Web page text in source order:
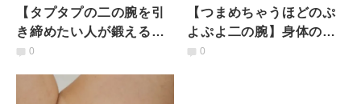
【タプタプの二の腕を引
き締めたい人が鍛えるべ
き部位は？】寝たまま胸
0
【つまめちゃうほどのぷ
よぷよ二の腕】身体のし
くみを知ってすっきりキ
0